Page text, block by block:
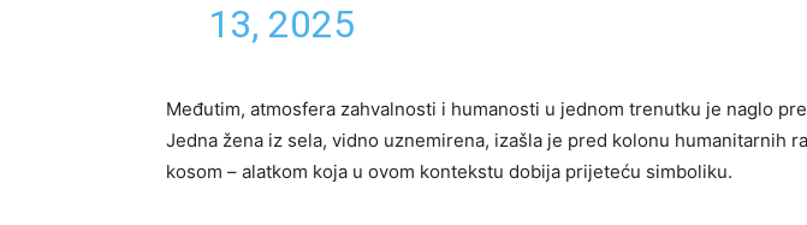
13, 2025
Međutim, atmosfera zahvalnosti i humanosti u jednom trenutku je naglo
Jedna žena iz sela, vidno uznemirena, izašla je pred kolonu humanitarnih
kosom – alatkom koja u ovom kontekstu dobija prijeteću simboliku.